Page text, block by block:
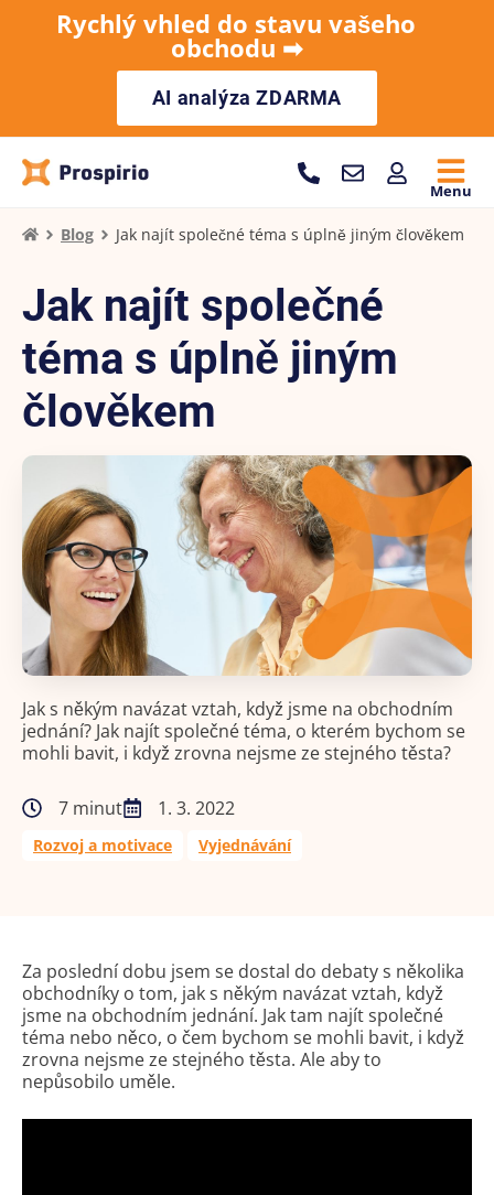
Rychlý vhled do stavu vašeho
obchodu ➡︎
AI analýza ZDARMA
Menu
Blog Jak najít společné téma s úplně jiným člověkem
Jak najít společné
téma s úplně jiným
člověkem
Jak s někým navázat vztah, když jsme na obchodním
jednání? Jak najít společné téma, o kterém bychom se
mohli bavit, i když zrovna nejsme ze stejného těsta?
7 minut 1. 3. 2022
Rozvoj a motivace Vyjednávání
Za poslední dobu jsem se dostal do debaty s několika
obchodníky o tom, jak s někým navázat vztah, když
jsme na obchodním jednání. Jak tam najít společné
téma nebo něco, o čem bychom se mohli bavit, i když
zrovna nejsme ze stejného těsta. Ale aby to
nepůsobilo uměle.